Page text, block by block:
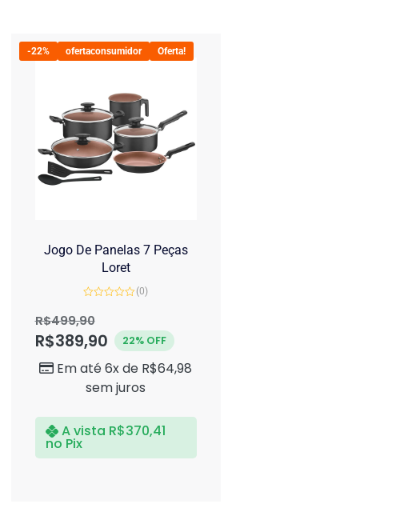
-22% ofertaconsumidor Oferta!
Jogo De Panelas 7 Peças
Loret
0
de
(0)
R$499,90
R$389,90 22% OFF
Em até 6x de R$64,98
sem juros
A vista R$370,41
no Pix